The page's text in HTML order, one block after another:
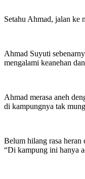
Setahu Ahmad, jalan ke
Ahmad Suyuti
mengalami keanehan
Ahmad merasa aneh
di kampungnya tak
Belum hilang rasa heran
“Di kampung ini hanya